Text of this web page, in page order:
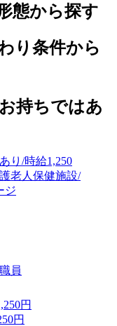
態から探す
り条件から
持ちではあ
員
円
円